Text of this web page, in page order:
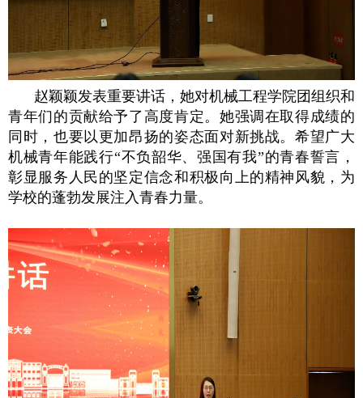
赵颖颖发表重要讲话，她对机械工程学院团组织和
青年们的贡献给予了高度肯定。她强调在取得成绩的
同时，也要以更加昂扬的姿态面对新挑战。希望广大
机械青年能践行“不负韶华、强国有我”的青春誓言，
彰显服务人民的坚定信念和积极向上的精神风貌，为
学校的蓬勃发展注入青春力量。